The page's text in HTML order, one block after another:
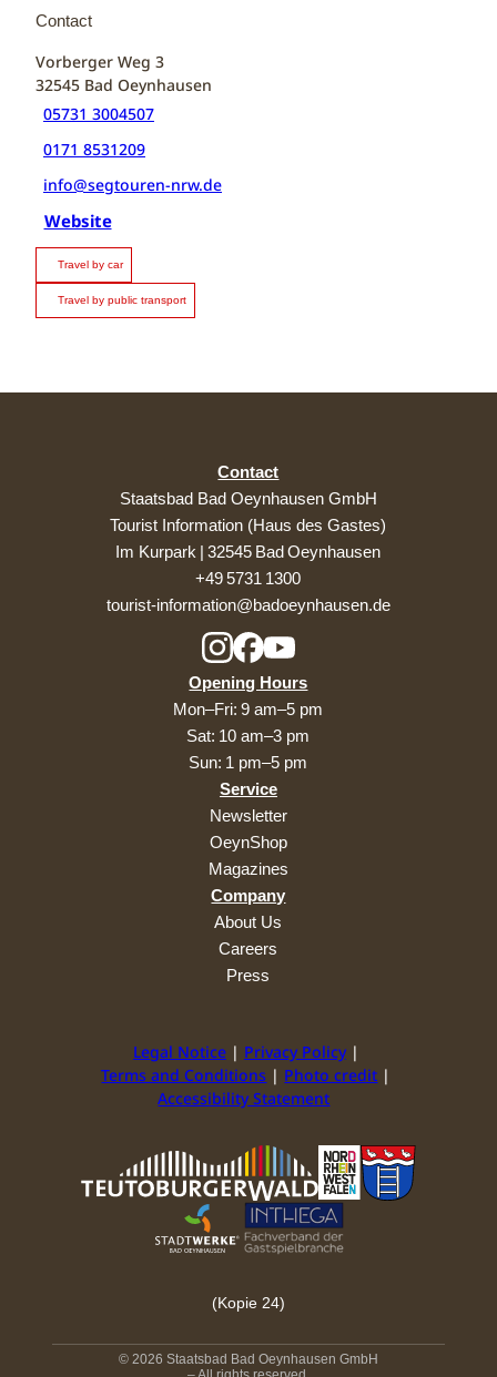
Contact
Vorberger Weg 3
32545 Bad Oeynhausen
05731 3004507
0171 8531209
info@segtouren-nrw.de
Website
Travel by car
Travel by public transport
Contact
Staatsbad Bad Oeynhausen GmbH
Tourist Information (Haus des Gastes)
Im Kurpark | 32545 Bad Oeynhausen
+49 5731 1300
tourist-information@badoeynhausen.de
Opening Hours
Mon–Fri: 9 am–5 pm
Sat: 10 am–3 pm
Sun: 1 pm–5 pm
Service
Newsletter
OeynShop
Magazines
Company
About Us
Careers
Press
Legal Notice
Privacy Policy
Terms and Conditions
Photo credit
Accessibility Statement
(Kopie 24)
© 2026 Staatsbad Bad Oeynhausen GmbH